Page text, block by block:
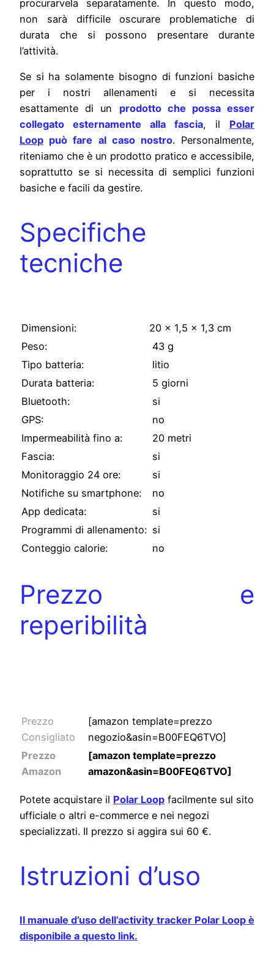
procurarvela separatamente. In questo modo,
non sarà difficile oscurare problematiche di
durata che si possono presentare durante
l’attività.
Se si ha solamente bisogno di funzioni basiche
per i nostri allenamenti e si necessita
esattamente di un prodotto che possa esser
collegato esternamente alla fascia, il Polar
Loop può fare al caso nostro. Personalmente,
riteniamo che è un prodotto pratico e accessibile,
soprattutto se si necessita di semplici funzioni
basiche e facili da gestire.
Specifiche
tecniche
Dimensioni:
20 x 1,5 x 1,3 cm
Peso:
43 g
Tipo batteria:
litio
Durata batteria:
5 giorni
Bluetooth:
si
GPS:
no
Impermeabilità fino a:
20 metri
Fascia:
si
Monitoraggio 24 ore:
si
Notifiche su smartphone:
no
App dedicata:
si
Programmi di allenamento: si
Conteggio calorie:
no
Prezzo e
reperibilità
Prezzo
Consigliato
[amazon template=prezzo
negozio&asin=B00FEQ6TVO]
Prezzo
Amazon
[amazon template=prezzo
amazon&asin=B00FEQ6TVO]
Potete acquistare il Polar Loop facilmente sul sito
ufficiale o altri e-commerce e nei negozi
specializzati. Il prezzo si aggira sui 60 €.
Istruzioni d’uso
Il manuale d’uso dell’activity tracker Polar Loop è
disponibile a questo link.